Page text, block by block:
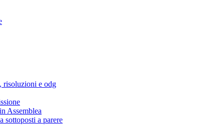
risoluzioni e odg
Assemblea
sottoposti a parere